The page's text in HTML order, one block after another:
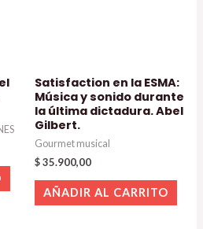
Satisfaction en la ESMA:
Música y sonido durante
la última dictadura. Abel
Gilbert.
Gourmet musical
$35.900,00
AÑADIR AL CARRITO